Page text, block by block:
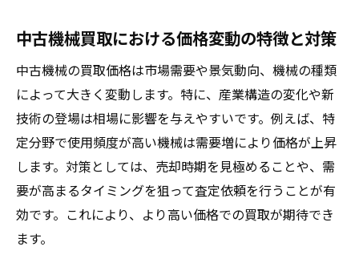
介
中古機械買取における価格変動の特徴と対策
中古機械の買取価格は市場需要や景気動向、機械の種類
によって大きく変動します。特に、産業構造の変化や新
技術の登場は相場に影響を与えやすいです。例えば、特
定分野で使用頻度が高い機械は需要増により価格が上昇
します。対策としては、売却時期を見極めることや、需
要が高まるタイミングを狙って査定依頼を行うことが有
効です。これにより、より高い価格での買取が期待でき
ます。